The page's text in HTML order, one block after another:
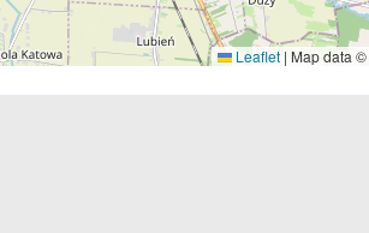
Leaflet | Map data ©